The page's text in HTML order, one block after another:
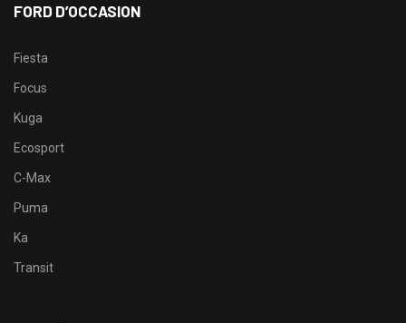
FORD D’OCCASION
Fiesta
Focus
Kuga
Ecosport
C-Max
Puma
Ka
Transit